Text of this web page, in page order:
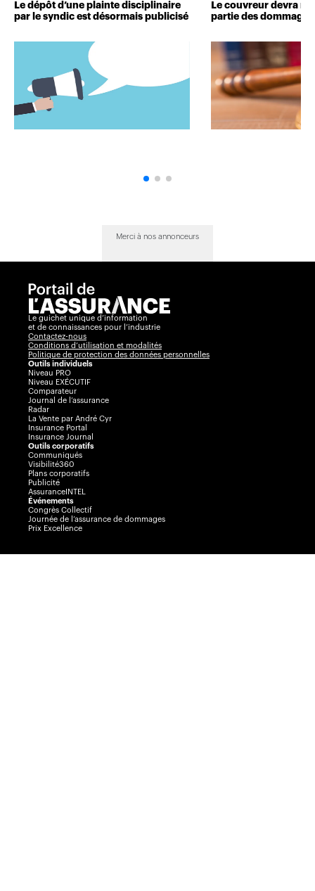
Le dépôt d’une plainte disciplinaire
par le syndic est désormais publicisé
Le couvreur devra
partie des dommages
Merci à nos annonceurs
Le guichet unique d’information
et de connaissances pour l’industrie
Contactez-nous
Conditions d’utilisation et modalités
Politique de protection des données personnelles
Outils individuels
Niveau PRO
Niveau EXÉCUTIF
Comparateur
Journal de l’assurance
Radar
La Vente par André Cyr
Insurance Portal
Insurance Journal
Outils corporatifs
Communiqués
Visibilité360
Plans corporatifs
Publicité
AssuranceINTEL
Événements
Congrès Collectif
Journée de l’assurance de dommages
Prix Excellence